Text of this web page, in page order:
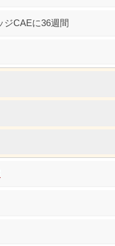
ジCAEに36週間